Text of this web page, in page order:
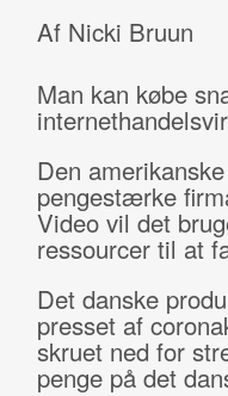
Af Nicki Bruun
Man kan købe
Den
pengestærke
Video vil det
ressourcer til at
Det danske
presset af
skruet ned for
penge på det